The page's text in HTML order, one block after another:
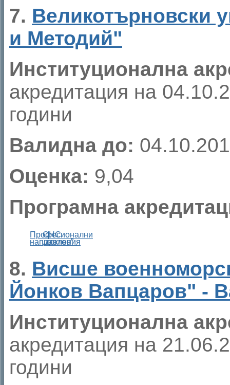
7. Великотърновски
и Методий"
Институционална
акредитация на
години
Валидна до:
Оценка: 9,04
Програмна
Професионални
направления
ОНС
„доктор”
8. Висше
Йонков Вапцаров" -
Институционална
акредитация на
години